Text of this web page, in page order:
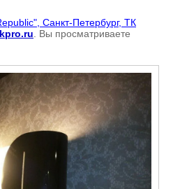
Санкт-Петербург, ТК
. Вы просматриваете